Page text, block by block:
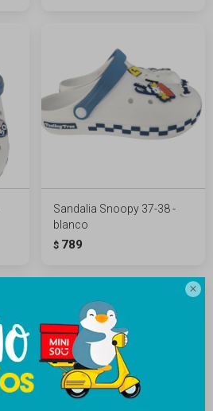

Sandalia Snoopy 37-38 -
blanco
$ 789